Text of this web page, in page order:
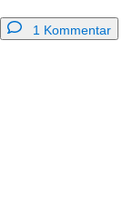
1 Kommentar